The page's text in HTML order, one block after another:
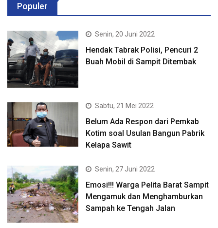
Populer
Senin, 20 Juni 2022
Hendak Tabrak Polisi, Pencuri 2
Buah Mobil di Sampit Ditembak
Sabtu, 21 Mei 2022
Belum Ada Respon dari Pemkab
Kotim soal Usulan Bangun Pabrik
Kelapa Sawit
Senin, 27 Juni 2022
Emosi!!! Warga Pelita Barat Sampit
Mengamuk dan Menghamburkan
Sampah ke Tengah Jalan